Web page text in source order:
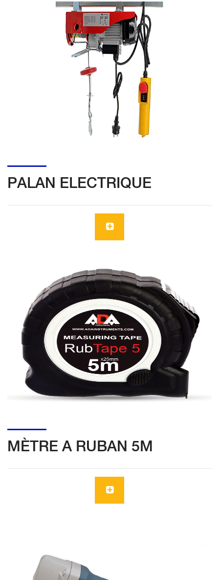
PALAN ELECTRIQUE
MÈTRE A RUBAN 5M